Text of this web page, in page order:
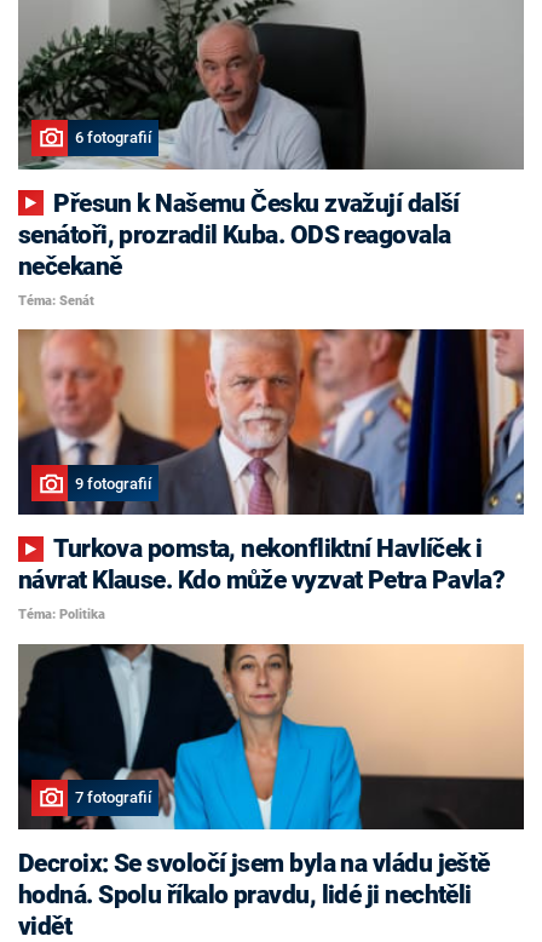
6 fotografií
senátoři, prozradil Kuba. ODS reagovala
nečekaně
Téma: Senát
9 fotografií
Turkova pomsta, nekonfliktní Havlíček i
návrat Klause. Kdo může vyzvat Petra Pavla?
Téma: Politika
7 fotografií
Decroix: Se svoločí jsem byla na vládu ještě
hodná. Spolu říkalo pravdu, lidé ji nechtěli
vidět